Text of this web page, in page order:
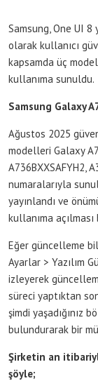
Samsung, One UI 8
olarak kullanıcı
kapsamda üç
kullanıma sunuldu.
Samsung Galaxy
Ağustos 2025
modelleri Galaxy
A736BXXSAFYH2,
numaralarıyla
yayınlandı ve
kullanıma
Eğer güncelleme
Ayarlar > Yazılım
izleyerek
süreci yaptıktan
şimdi yaşadığınız
bulundurarak bir
Şirketin an
şöyle;